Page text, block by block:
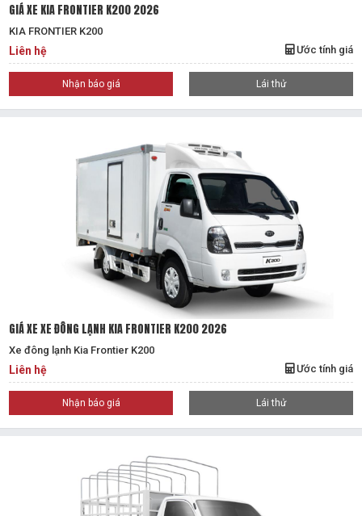
GIÁ XE KIA FRONTIER K200 2026
KIA FRONTIER K200
Liên hệ Ước tính giá
Nhận báo giá Lái thử
GIÁ XE XE ĐÔNG LẠNH KIA FRONTIER K200 2026
Xe đông lạnh Kia Frontier K200
Liên hệ Ước tính giá
Nhận báo giá Lái thử